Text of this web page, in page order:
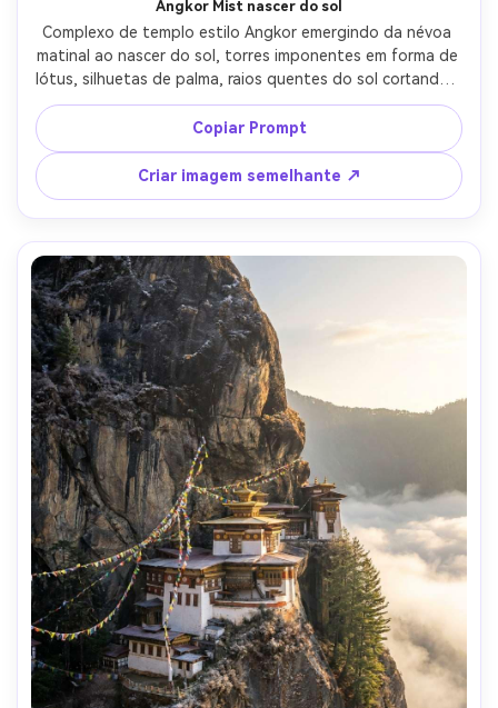
Angkor Mist nascer do sol
Complexo de templo estilo Angkor emergindo da névoa
matinal ao nascer do sol, torres imponentes em forma de
lótus, silhuetas de palma, raios quentes do sol cortando a
névoa, água refletiva em primeiro plano, textura de pedra
fotorealista e intemperismo, tirado em Canon EOS R5,
grande angular de 24 mm, f/5.6, ângulo baixo, céu
dramático, detalhe nítido, foto de viagem
cinematográfica-AR 4:5
Copiar Prompt
Criar imagem semelhante ↗